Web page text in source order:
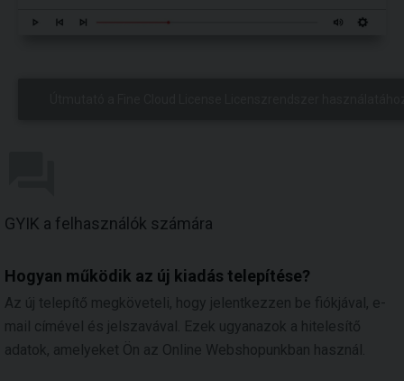
GYIK a felhasználók számára
Hogyan működik az új kiadás telepítése?
Az új telepítő megköveteli, hogy jelentkezzen be fiókjával, e-
mail címével és jelszavával. Ezek ugyanazok a hitelesítő
adatok, amelyeket Ön az Online Webshopunkban használ.